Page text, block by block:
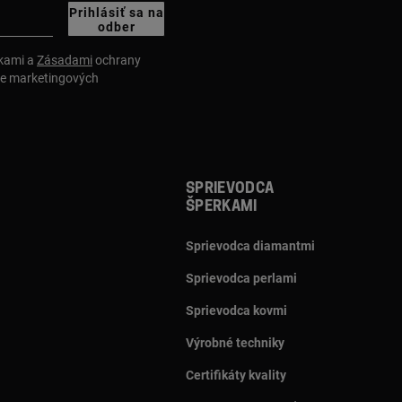
Prihlásiť sa na
odber
a Zásadamiochrany
marketingových
Sprievodca
šperkami
Sprievodca diamantmi
Sprievodca perlami
Sprievodca kovmi
Výrobné techniky
Certifikáty kvality